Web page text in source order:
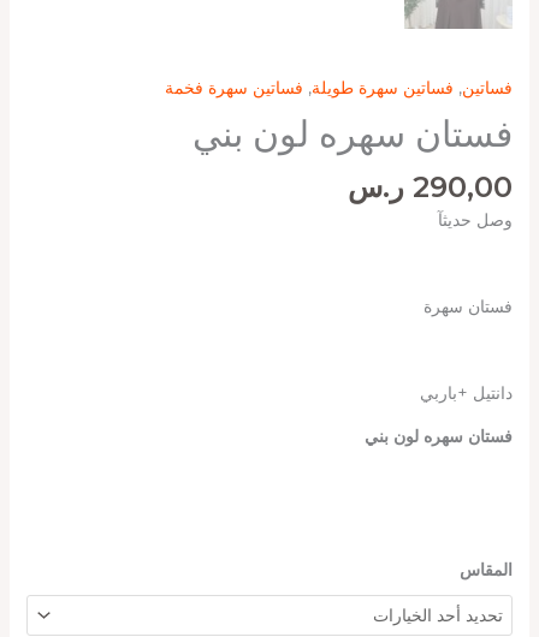
فساتين, فساتين سهرة طويلة, فساتين سهرة فخمة
فستان سهره لون بني
290,00 ر.س
وصل حديثآ
فستان سهرة
دانتيل +باربي
فستان سهره لون بني
المقاس